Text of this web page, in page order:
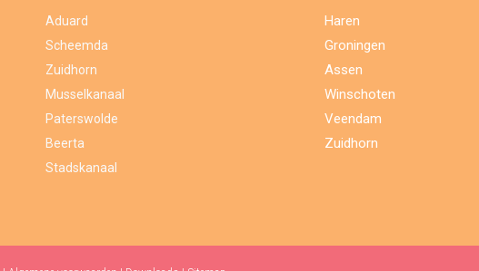
Aduard
Scheemda
Zuidhorn
Musselkanaal
Paterswolde
Beerta
Stadskanaal
Haren
Groningen
Assen
Winschoten
Veendam
Zuidhorn